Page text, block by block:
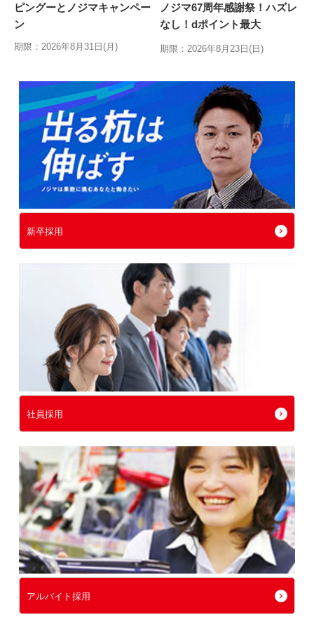
ピングーとノジマキャンペー
ン
期限：2026年8月31日(月)
ノジマ67周年感謝祭！ハズレ
なし！dポイント最大
期限：2026年8月23日(日)
新卒採用
社員採用
アルバイト採用